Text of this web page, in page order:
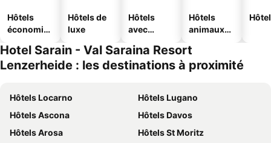
Hôtels
économiq
Hôtels de
luxe
Hôtels
avec
Hôtels
animaux
Hotel Sarain - Val Saraina Resort
Lenzerheide : les destinations à proximité
Hôtels Locarno
Hôtels Lugano
Hôtels Ascona
Hôtels Davos
Hôtels Arosa
Hôtels St Moritz